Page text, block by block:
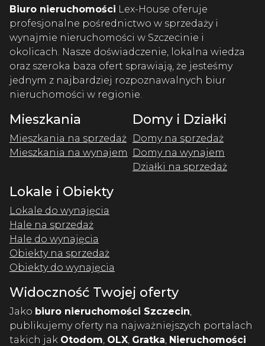
Biuro nieruchomości Lex-House oferuje
profesjonalne pośrednictwo w sprzedaży i
wynajmie nieruchomości w Szczecinie i
okolicach. Nasze doświadczenie, lokalna wiedza
oraz szeroka baza ofert sprawiają, że jesteśmy
jednym z najbardziej rozpoznawalnych biur
nieruchomości w regionie.
Mieszkania
Mieszkania na sprzedaż
Mieszkania na wynajem
Domy i Działki
Domy na sprzedaż
Domy na wynajem
Działki na sprzedaż
Lokale i Obiekty
Lokale do wynajęcia
Hale na sprzedaż
Hale do wynajęcia
Obiekty na sprzedaż
Obiekty do wynajęcia
Widoczność Twojej oferty
Jako biuro nieruchomości Szczecin
publikujemy oferty na najważniejszych portalach
takich jak Otodom OLX Gratka Nieruchomości